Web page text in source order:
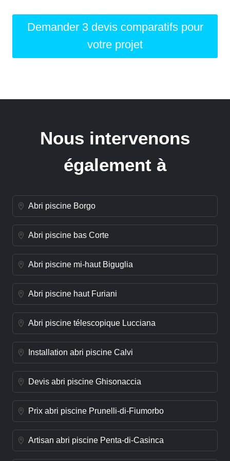
Demander 3 devis comparatifs pour
votre projet
Nous intervenons
également à
Abri piscine Borgo
Abri piscine bas Corte
Abri piscine mi-haut Biguglia
Abri piscine haut Furiani
Abri piscine télescopique Lucciana
Installation abri piscine Calvi
Devis abri piscine Ghisonaccia
Prix abri piscine Prunelli-di-Fiumorbo
Artisan abri piscine Penta-di-Casinca